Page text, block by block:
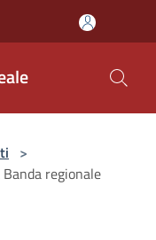
>
regionale